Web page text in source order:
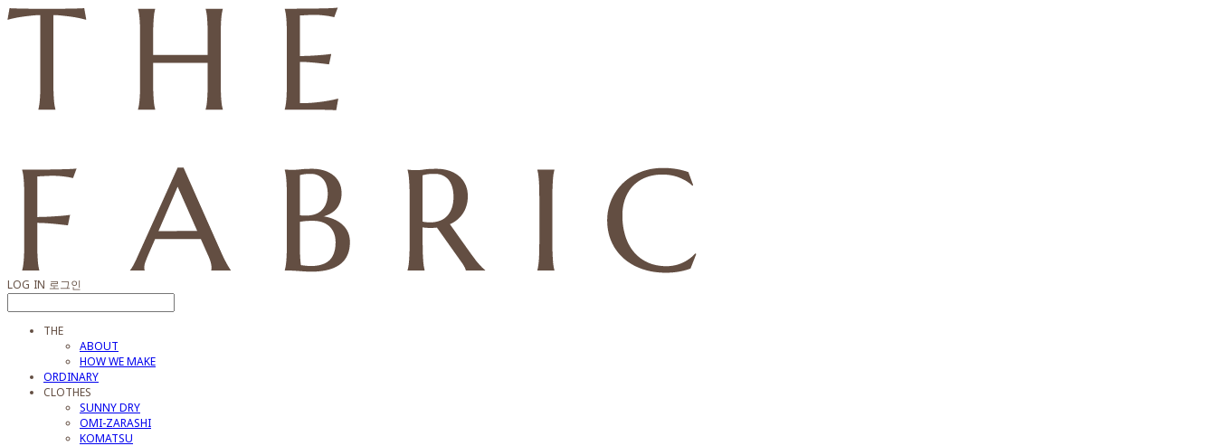
LOG IN 로그인
THE
ABOUT
HOW WE MAKE
ORDINARY
CLOTHES
SUNNY DRY
OMI-ZARASHI
KOMATSU